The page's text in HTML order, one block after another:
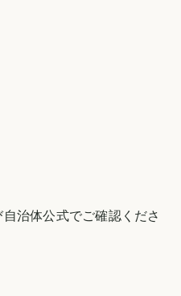
治体公式でご確認くださ